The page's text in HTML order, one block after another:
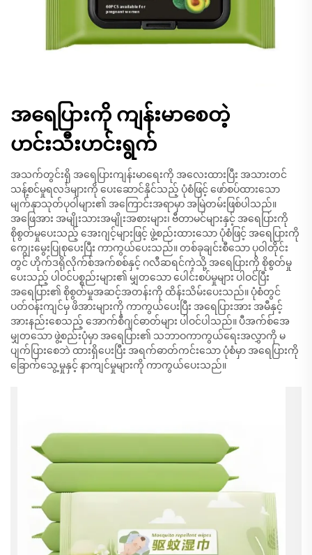
အရေပြားကို ကျန်းမာစေတဲ့
ဟင်းသီးဟင်းရွက်
အသက်တွင်းရှိ အရေပြားကျန်းမာရေးကို အလေးထားပြီး အသားတင်
သန့်စင်မှုရလဒ်များကို ပေးဆောင်နိုင်သည့် ပုံစံဖြင့် ဖော်စပ်ထားသော
မျက်နှာသုတ်ပုဝါများ၏ အကြောင်းအရာမှာ အမြဲတမ်းဖြစ်ပါသည်။
အဖြေအား အမျိုးသားအမျိုးအစားများ၊ ဗီတာမင်များနှင့် အရေပြားကို
စိုစွတ်မှုပေးသည့် အေးဂျင့်များဖြင့် ဖွဲ့စည်းထားသော ပုံစံဖြင့် အရေပြားကို
ကျွေးမွေးပြုစုပေးပြီး ကာကွယ်ပေးသည်။ တစ်ခုချင်းစီသော ပုဝါတိုင်း
တွင် ဟိုက်ဒရိုလိုက်စ်အက်စစ်နှင့် ဂလီဆရင်ကဲ့သို့ အရေပြားကို စိုစွတ်မှု
ပေးသည့် ပါဝင်ပစ္စည်းများ၏ မျှတသော ပေါင်းစပ်မှုများ ပါဝင်ပြီး
အရေပြား၏ စိုစွတ်မှုအဆင့်အတန်းကို ထိန်းသိမ်းပေးသည်။ ပုံစံတွင်
ပတ်ဝန်းကျင်မှ ဖိအားများကို ကာကွယ်ပေးပြီး အရေပြားအား အမီနှင့်
အားနည်းစေသည့် အောက်စီဂျင်ဓာတ်များ ပါဝင်ပါသည်။ ပီအက်စ်အေ
မျှတသော ဖွဲ့စည်းပုံမှာ အရေပြား၏ သဘာဝကာကွယ်ရေးအလွှာကို မ
ပျက်ပြားစေဘဲ ထားရှိပေးပြီး အရက်ဓာတ်ကင်းသော ပုံစံမှာ အရေပြားကို
ခြောက်သွေ့မှုနှင့် နာကျင်မှုများကို ကာကွယ်ပေးသည်။